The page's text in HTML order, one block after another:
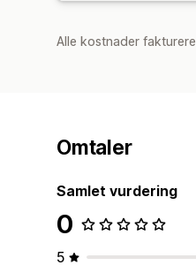
Alle kostnader
Omtaler
Samlet vurdering
0
5